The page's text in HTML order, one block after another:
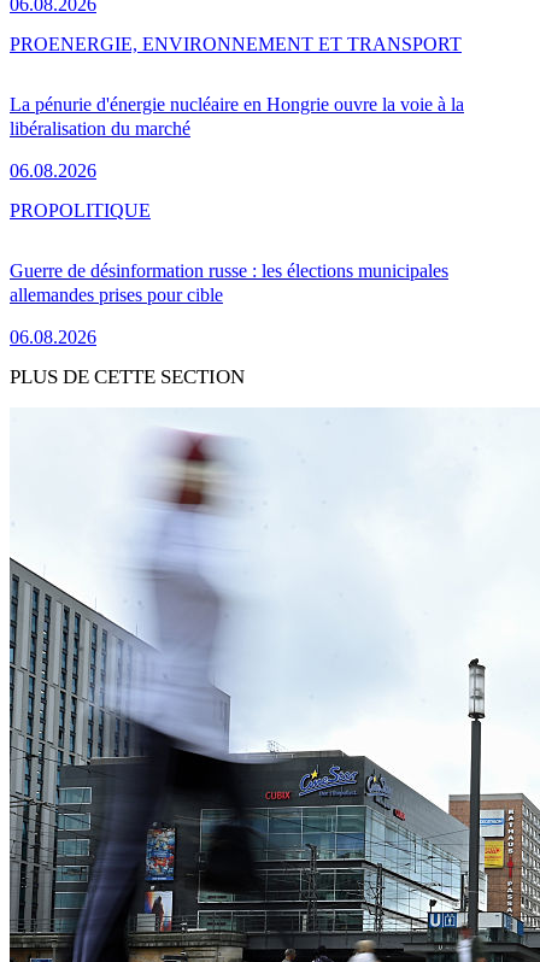
06.08.2026
La pénurie d'énergie nucléaire en Hongrie ouvre la voie à la
libéralisation du marché
06.08.2026
PROENERGIE, ENVIRONNEMENT ET TRANSPORT
Guerre de désinformation russe : les élections municipales
allemandes prises pour cible
06.08.2026
PROPOLITIQUE
PLUS DE CETTE SECTION